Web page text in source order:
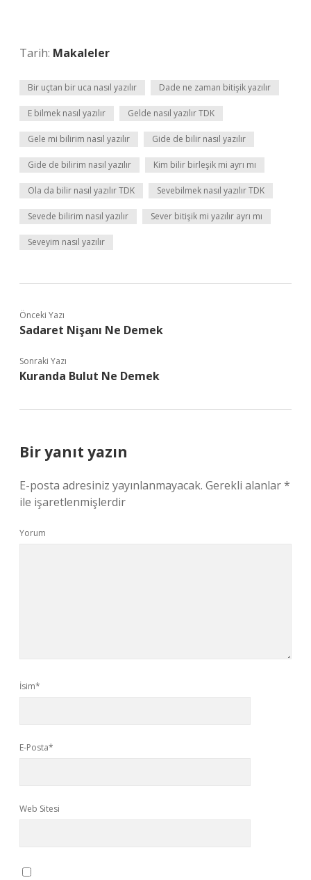
Tarih: Makaleler
Bir uçtan bir uca nasıl yazılır Dade ne zaman bitişik yazılır
E bilmek nasıl yazılır Gelde nasıl yazılır TDK
Gele mi bilirim nasıl yazılır Gide de bilir nasıl yazılır
Gide de bilirim nasıl yazılır Kim bilir birleşik mi ayrı mı
Ola da bilir nasıl yazılır TDK Sevebilmek nasıl yazılır TDK
Sevede bilirim nasıl yazılır Sever bitişik mi yazılır ayrı mı
Seveyim nasıl yazılır
Önceki Yazı
Sadaret Nişanı Ne Demek
Sonraki Yazı
Kuranda Bulut Ne Demek
Bir yanıt yazın
E-posta adresiniz yayınlanmayacak. Gerekli alanlar*
ile işaretlenmişlerdir
Yorum
İsim*
E-Posta*
Web Sitesi